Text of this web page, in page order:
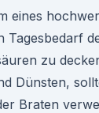
eines
Tagesbedarf
zu
Dünsten,
Braten